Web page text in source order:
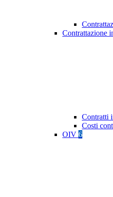
Contrattazione
Contratti
Costi
OIV 6